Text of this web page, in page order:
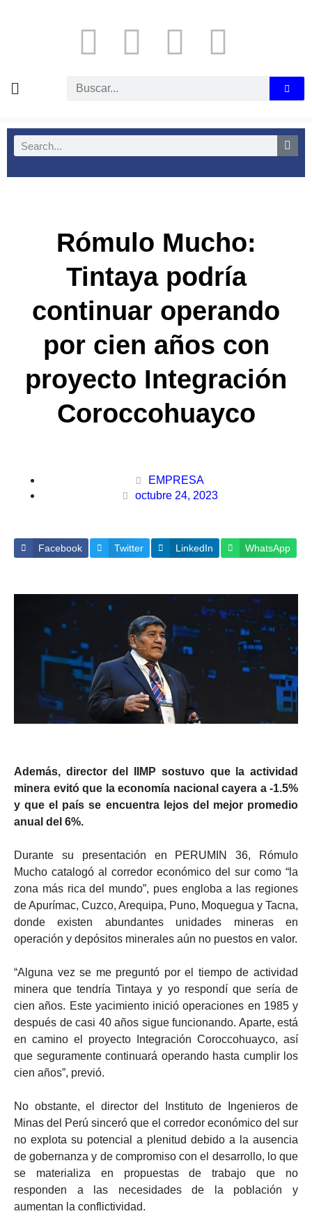
Rómulo Mucho:
Tintaya podría
continuar operando
por cien años con
proyecto Integración
Coroccohuayco
EMPRESA
octubre 24, 2023
Facebook Twitter LinkedIn WhatsApp
Además, director del IIMP sostuvo que la actividad
minera evitó que la economía nacional cayera a -1.5%
y que el país se encuentra lejos del mejor promedio
anual del 6%.
Durante su presentación en PERUMIN 36, Rómulo
Mucho catalogó al corredor económico del sur como “la
zona más rica del mundo”, pues engloba a las regiones
de Apurímac, Cuzco, Arequipa, Puno, Moquegua y Tacna,
donde existen abundantes unidades mineras en
operación y depósitos minerales aún no puestos en valor.
“Alguna vez se me preguntó por el tiempo de actividad
minera que tendría Tintaya y yo respondí que sería de
cien años. Este yacimiento inició operaciones en 1985 y
después de casi 40 años sigue funcionando. Aparte, está
en camino el proyecto Integración Coroccohuayco, así
que seguramente continuará operando hasta cumplir los
cien años”, previó.
No obstante, el director del Instituto de Ingenieros de
Minas del Perú sinceró que el corredor económico del sur
no explota su potencial a plenitud debido a la ausencia
de gobernanza y de compromiso con el desarrollo, lo que
se materializa en propuestas de trabajo que no
responden a las necesidades de la población y
aumentan la conflictividad.